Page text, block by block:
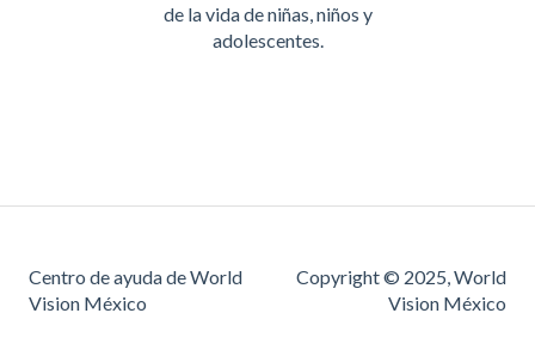
de la vida de niñas, niños y
adolescentes.
Centro de ayuda de World
Vision México
Copyright © 2025, World
Vision México